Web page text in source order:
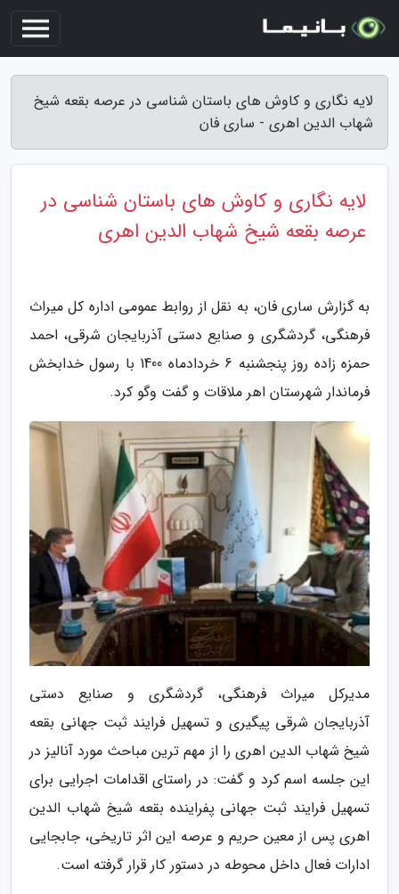
لایه نگاری و کاوش های باستان شناسی در عرصه بقعه شیخ
شهاب الدین اهری - ساری فان
لایه نگاری و کاوش های باستان شناسی در
عرصه بقعه شیخ شهاب الدین اهری
به گزارش ساری فان، به نقل از روابط عمومی اداره کل میراث
فرهنگی، گردشگری و صنایع دستی آذربایجان شرقی، احمد
حمزه زاده روز پنجشنبه 6 خردادماه 1400 با رسول خدابخش
فرماندار شهرستان اهر ملاقات و گفت وگو کرد.
مدیرکل میراث فرهنگی، گردشگری و صنایع دستی
آذربایجان شرقی پیگیری و تسهیل فرایند ثبت جهانی بقعه
شیخ شهاب الدین اهری را از مهم ترین مباحث مورد آنالیز در
این جلسه اسم کرد و گفت: در راستای اقدامات اجرایی برای
تسهیل فرایند ثبت جهانی پفراینده بقعه شیخ شهاب الدین
اهری پس از معین حریم و عرصه این اثر تاریخی، جابجایی
ادارات فعال داخل محوطه در دستور کار قرار گرفته است.